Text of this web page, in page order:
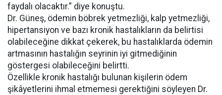
faydalı olacaktır.” diye konuştu.
Dr. Güneş, ödemin böbrek yetmezliği, kalp yetmezliği,
hipertansiyon ve bazı kronik hastalıkların da belirtisi
olabileceğine dikkat çekerek, bu hastalıklarda ödemin
artmasının hastalığın seyrinin iyi gitmediğinin
göstergesi olabileceğini belirtti.
Özellikle kronik hastalığı bulunan kişilerin ödem
şikâyetlerini ihmal etmemesi gerektiğini söyleyen Dr.